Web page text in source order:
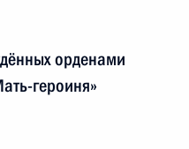
орденами
героиня»